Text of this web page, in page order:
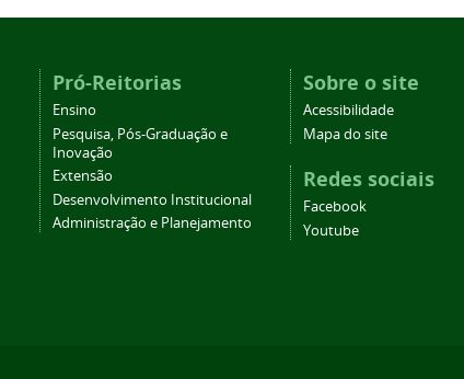
Pró-Reitorias
Ensino
Pesquisa, Pós-Graduação e
Inovação
Extensão
Desenvolvimento Institucional
Administração e Planejamento
Sobre o site
Acessibilidade
Mapa do site
Redes sociais
Facebook
Youtube